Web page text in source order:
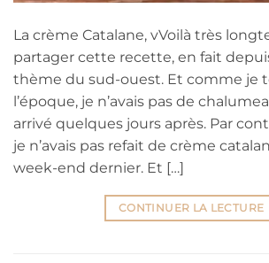
La crème Catalane, vVoilà très
partager cette recette, en fait
thème du sud-ouest. Et comme je
l’époque, je n’avais pas de
arrivé quelques jours après. Par
je n’avais pas refait de crème
week-end dernier. Et […]
CONTINUER LA LECTURE